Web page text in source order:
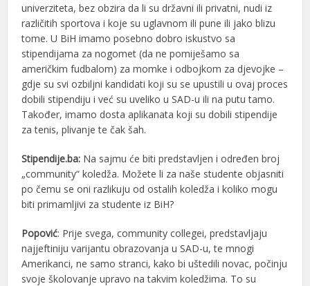
univerziteta, bez obzira da li su državni ili privatni, nudi iz
različitih sportova i koje su uglavnom ili pune ili jako blizu
tome. U BiH imamo posebno dobro iskustvo sa
stipendijama za nogomet (da ne pomiješamo sa
američkim fudbalom) za momke i odbojkom za djevojke –
gdje su svi ozbiljni kandidati koji su se upustili u ovaj proces
dobili stipendiju i već su uveliko u SAD-u ili na putu tamo.
Također, imamo dosta aplikanata koji su dobili stipendije
za tenis, plivanje te čak šah.
Stipendije.ba: Na sajmu će biti predstavljen i određen broj
„community“ koledža. Možete li za naše studente objasniti
po čemu se oni razlikuju od ostalih koledža i koliko mogu
biti primamljivi za studente iz BiH?
Popović: Prije svega, community collegei, predstavljaju
najjeftiniju varijantu obrazovanja u SAD-u, te mnogi
Amerikanci, ne samo stranci, kako bi uštedili novac, počinju
svoje školovanje upravo na takvim koledžima. To su